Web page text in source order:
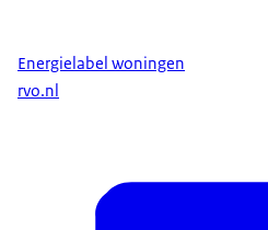
Energielabel woningen
rvo.nl